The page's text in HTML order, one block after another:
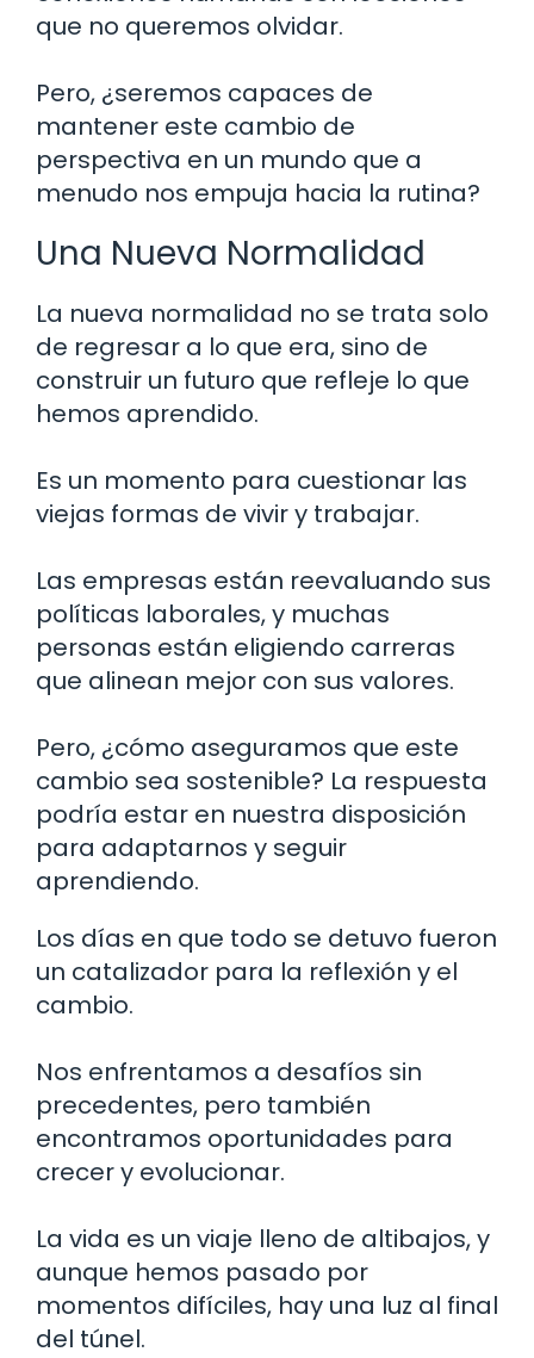
que no queremos olvidar.
Pero, ¿seremos capaces de
mantener este cambio de
perspectiva en un mundo que a
menudo nos empuja hacia la rutina?
Una Nueva Normalidad
La nueva normalidad no se trata solo
de regresar a lo que era, sino de
construir un futuro que refleje lo que
hemos aprendido.
Es un momento para cuestionar las
viejas formas de vivir y trabajar.
Las empresas están reevaluando sus
políticas laborales, y muchas
personas están eligiendo carreras
que alinean mejor con sus valores.
Pero, ¿cómo aseguramos que este
cambio sea sostenible? La respuesta
podría estar en nuestra disposición
para adaptarnos y seguir
aprendiendo.
Los días en que todo se detuvo fueron
un catalizador para la reflexión y el
cambio.
Nos enfrentamos a desafíos sin
precedentes, pero también
encontramos oportunidades para
crecer y evolucionar.
La vida es un viaje lleno de altibajos, y
aunque hemos pasado por
momentos difíciles, hay una luz al final
del túnel.